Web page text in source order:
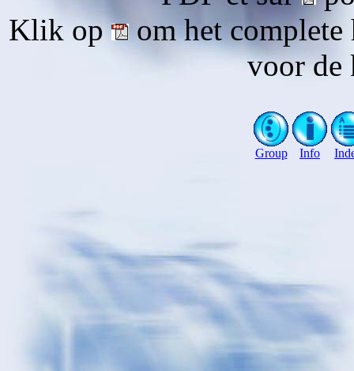
Klik op om het complete
voor de
Group Info